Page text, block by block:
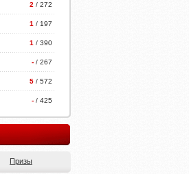
2 / 272
1 / 197
1 / 390
- / 267
5 / 572
- / 425
Призы